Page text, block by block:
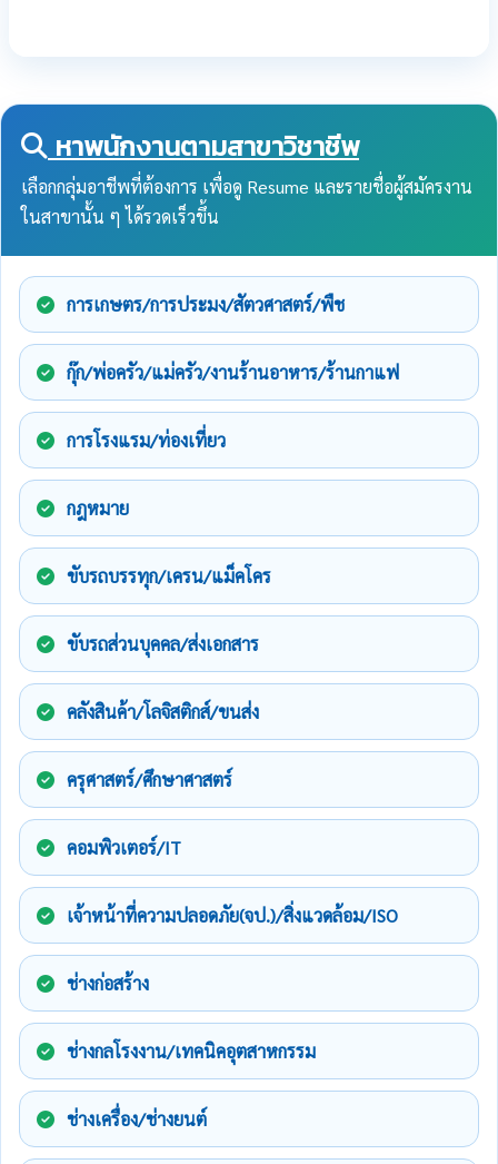
หาพนักงานตามสาขาวิชาชีพ
เลือกกลุ่มอาชีพที่ต้องการ เพื่อดู Resume และรายชื่อผู้สมัครงาน
ในสาขานั้น ๆ ได้รวดเร็วขึ้น
การเกษตร/การประมง/สัตวศาสตร์/พืช
กุ๊ก/พ่อครัว/แม่ครัว/งานร้านอาหาร/ร้านกาแฟ
การโรงแรม/ท่องเที่ยว
กฎหมาย
ขับรถบรรทุก/เครน/แม็คโคร
ขับรถส่วนบุคคล/ส่งเอกสาร
คลังสินค้า/โลจิสติกส์/ขนส่ง
ครุศาสตร์/ศึกษาศาสตร์
คอมพิวเตอร์/IT
เจ้าหน้าที่ความปลอดภัย(จป.)/สิ่งแวดล้อม/ISO
ช่างก่อสร้าง
ช่างกลโรงงาน/เทคนิคอุตสาหกรรม
ช่างเครื่อง/ช่างยนต์